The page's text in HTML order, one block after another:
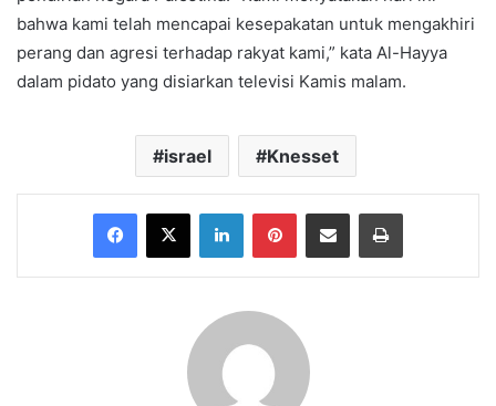
bahwa kami telah mencapai kesepakatan untuk mengakhiri
perang dan agresi terhadap rakyat kami,” kata Al-Hayya
dalam pidato yang disiarkan televisi Kamis malam.
israel Knesset
Facebook
X LinkedInPinterestShare via Email Print